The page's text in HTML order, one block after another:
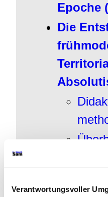
Verantwortungsvoller
Epoche
Die